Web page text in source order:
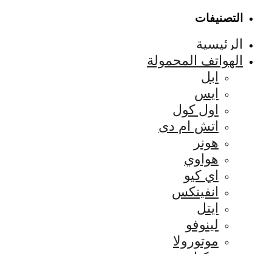
التصنيفات
الرئيسية
الهواتف المحمولة
ابل
ايس
اول كول
اتش ام دى
هونر
هواوي
اي كيو
انفينكس
ايتل
لينوفو
موتورولا